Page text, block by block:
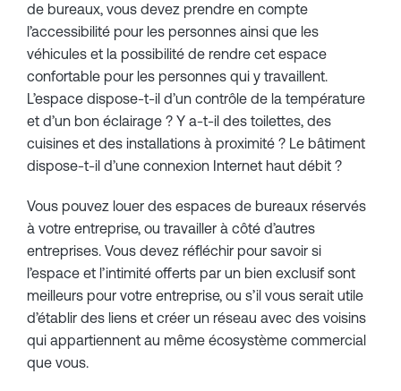
de bureaux, vous devez prendre en compte
l’accessibilité pour les personnes ainsi que les
véhicules et la possibilité de rendre cet espace
confortable pour les personnes qui y travaillent.
L’espace dispose-t-il d’un contrôle de la température
et d’un bon éclairage ? Y a-t-il des toilettes, des
cuisines et des installations à proximité ? Le bâtiment
dispose-t-il d’une connexion Internet haut débit ?
Vous pouvez louer des espaces de bureaux réservés
à votre entreprise, ou travailler à côté d’autres
entreprises. Vous devez réfléchir pour savoir si
l’espace et l’intimité offerts par un bien exclusif sont
meilleurs pour votre entreprise, ou s’il vous serait utile
d’établir des liens et créer un réseau avec des voisins
qui appartiennent au même écosystème commercial
que vous.